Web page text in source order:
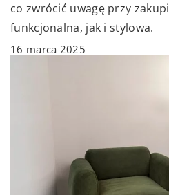
co zwrócić uwagę przy
funkcjonalna, jak i stylowa.
16 marca 2025